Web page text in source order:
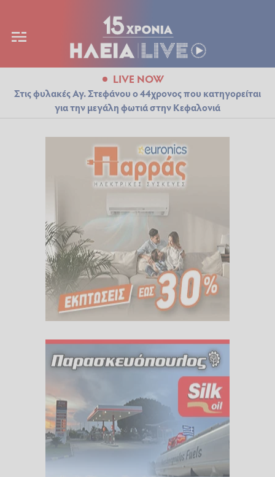
LIVE NOW
Στις φυλακές Αγ. Στεφάνου ο 44χρονος που κατηγορείται
για την μεγάλη φωτιά στην Κεφαλονιά